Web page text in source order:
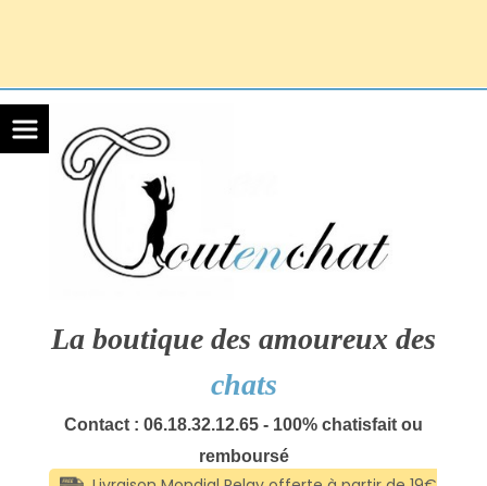
La boutique des amoureux des
chats
Contact : 06.18.32.12.65 - 100% chatisfait ou
remboursé